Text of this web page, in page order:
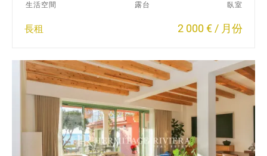
生活空間 露台 臥室
長租 2 000 € / 月份